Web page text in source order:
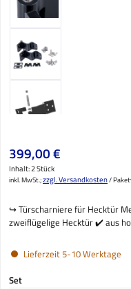
Regulärer Preis:
399,00 €
Inhalt:2 Stück
inkl. MwSt.;zzgl. Versandkosten/
↪️ Türscharniere für Hecktür
zweiflügelige Hecktür ✔️ aus
Lieferzeit 5-10 Werktage
Setauswählen